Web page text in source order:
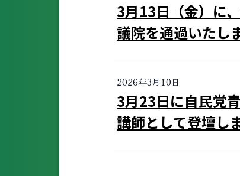
3月13日（金）に
議院を通過いたし
2026年3月10日
3月23日に自民党
講師として登壇し